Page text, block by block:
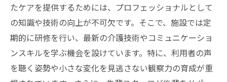
たケアを提供するためには、プロフェッショナルとして
の知識や技術の向上が不可欠です。そこで、施設では定
期的に研修を行い、最新の介護技術やコミュニケーショ
ンスキルを学ぶ機会を設けています。特に、利用者の声
を聴く姿勢や小さな変化を見逃さない観察力の育成が重